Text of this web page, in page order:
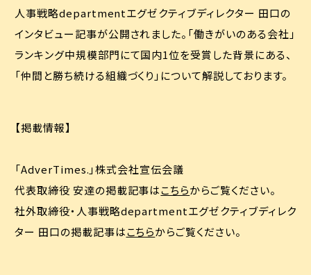
お問い合わせ 採用
人事戦略departmentエグゼクティブディレクター 田口の
インタビュー記事が公開されました。「働きがいのある会社」
ランキング中規模部門にて国内1位を受賞した背景にある、
「仲間と勝ち続ける組織づくり」について解説しております。
【掲載情報】
「AdverTimes.」株式会社宣伝会議
代表取締役 安達の掲載記事はこちらからご覧ください。
社外取締役・人事戦略departmentエグゼクティブディレク
ター 田口の掲載記事はこちらからご覧ください。